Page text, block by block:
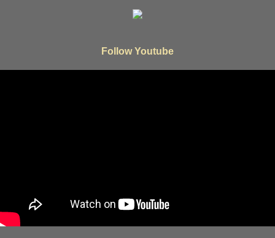
Follow Youtube